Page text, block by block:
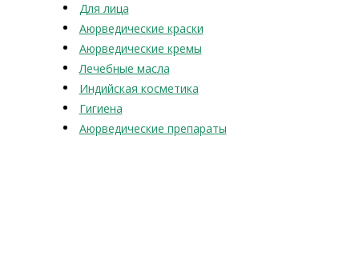
Для лица
Аюрведические краски
Аюрведические кремы
Лечебные масла
Индийская косметика
Гигиена
Аюрведические препараты